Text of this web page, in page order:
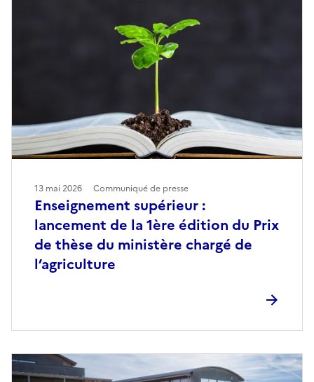
Enseignement supérieur :
lancement de la 1ère édition du Prix
de thèse du ministère chargé de
l’agriculture
13 mai 2026 Communiqué de presse